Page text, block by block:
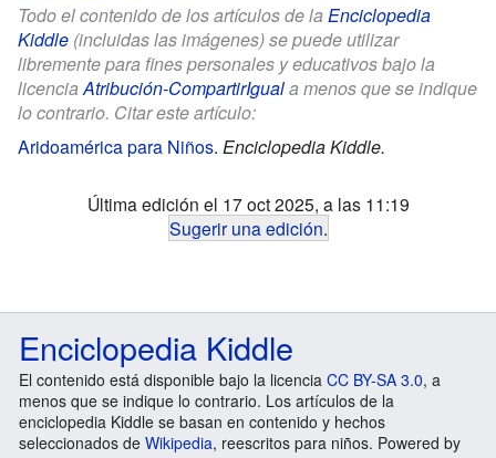
Todo el contenido de los artículos de la Enciclopedia
Kiddle (incluidas las imágenes) se puede utilizar
libremente para fines personales y educativos bajo la
licenciaAtribución-CompartirIguala menos que se indique
lo contrario. Citar este artículo:
Aridoamérica para Niños. Enciclopedia Kiddle.
Última edición el 17 oct 2025, a las 11:19
Sugerir una edición.
Enciclopedia Kiddle
El contenido está disponible bajo la licencia CC BY-SA 3.0, a
menos que se indique lo contrario. Los artículos de la
enciclopedia Kiddle se basan en contenido y hechos
seleccionados de Wikipedia, reescritos para niños. Powered by